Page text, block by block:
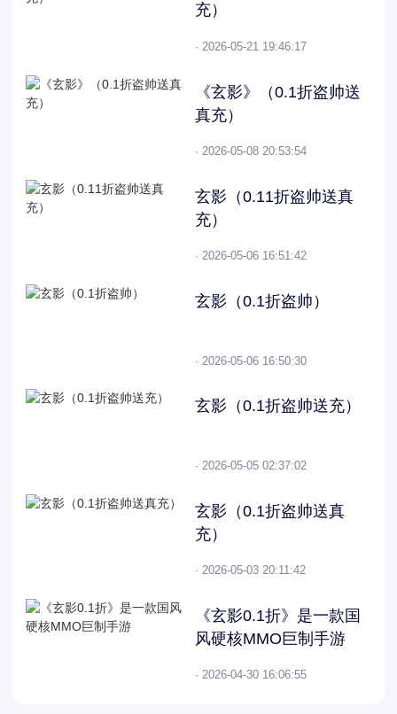
充）
· 2026-05-21 19:46:17
《玄影》（0.1折盗帅送
真充）
· 2026-05-08 20:53:54
玄影（0.11折盗帅送真
充）
· 2026-05-06 16:51:42
玄影（0.1折盗帅）
· 2026-05-06 16:50:30
玄影（0.1折盗帅送充）
· 2026-05-05 02:37:02
玄影（0.1折盗帅送真
充）
· 2026-05-03 20:11:42
《玄影0.1折》是一款国
风硬核MMO巨制手游
· 2026-04-30 16:06:55